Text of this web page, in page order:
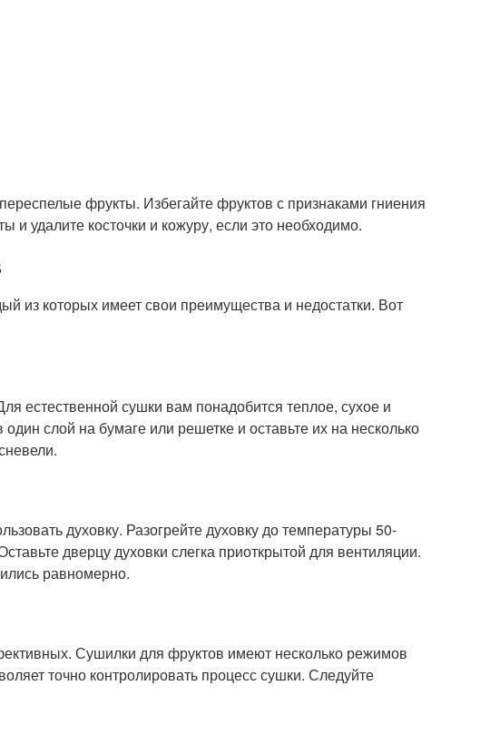
фрукты. Избегайте фруктов с признаками гниения
удалите косточки и кожуру, если это необходимо.
из которых имеет свои преимущества и недостатки. Вот
естественной сушки вам понадобится теплое, сухое и
слой на бумаге или решетке и оставьте их на несколько
духовку. Разогрейте духовку до температуры 50-
дверцу духовки слегка приоткрытой для вентиляции.
равномерно.
Сушилки для фруктов имеют несколько режимов
точно контролировать процесс сушки. Следуйте